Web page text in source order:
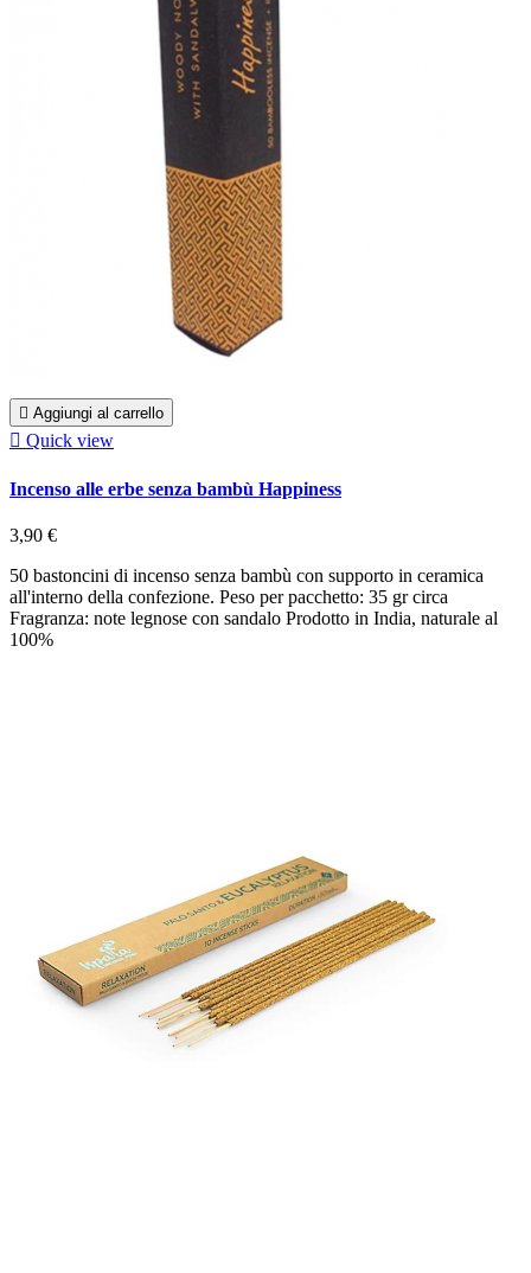
 Aggiungi al carrello
 Quick view
Incenso alle erbe senza bambù Happiness
3,90 €
50 bastoncini di incenso senza bambù con supporto in ceramica
all'interno della confezione. Peso per pacchetto: 35 gr circa
Fragranza: note legnose con sandalo Prodotto in India, naturale al
100%